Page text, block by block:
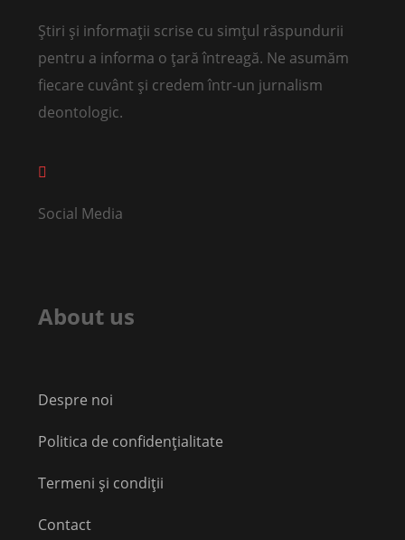
Știri și informații scrise cu simțul răspundurii
pentru a informa o țară întreagă. Ne asumăm
fiecare cuvânt și credem într-un jurnalism
deontologic.
Social Media
About us
Despre noi
Politica de confidențialitate
Termeni și condiții
Contact